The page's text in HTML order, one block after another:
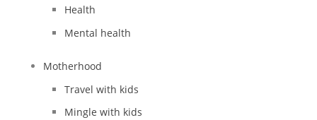
Health
Mental health
Motherhood
Travel with kids
Mingle with kids